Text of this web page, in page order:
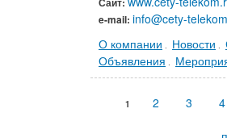
e-mail: info@cety-
О компании . Новости .
Объявления .
1 2 3 4